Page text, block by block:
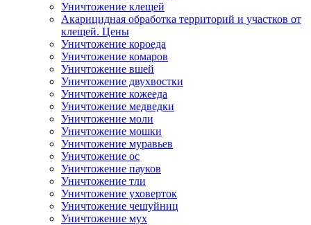
Уничтожение клещей
Акарицидная обработка территорий и участков от
клещей. Цены
Уничтожение короеда
Уничтожение комаров
Уничтожение вшей
Уничтожение двухвостки
Уничтожение кожееда
Уничтожение медведки
Уничтожение моли
Уничтожение мошки
Уничтожение муравьев
Уничтожение ос
Уничтожение пауков
Уничтожение тли
Уничтожение уховерток
Уничтожение чешуйниц
Уничтожение мух